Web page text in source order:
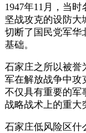
1947年11月，当
坚战攻克的设防大
切断了国民党军华
基础。
石家庄之所以被誉
军在解放战争中攻
不仅具有重要的军
战略战术上的重大
石家庄低风险区什